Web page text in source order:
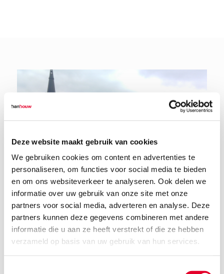
Deze website maakt gebruik van cookies
We gebruiken cookies om content en advertenties te
personaliseren, om functies voor social media te bieden
en om ons websiteverkeer te analyseren. Ook delen we
informatie over uw gebruik van onze site met onze
partners voor social media, adverteren en analyse. Deze
partners kunnen deze gegevens combineren met andere
informatie die u aan ze heeft verstrekt of die ze hebben
verzameld op basis van uw gebruik van hun services.
6 juli 2018